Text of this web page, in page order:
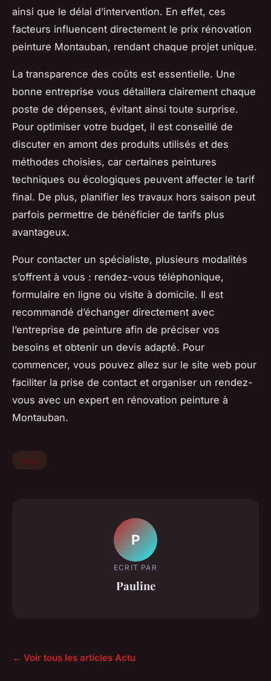
ainsi que le délai d’intervention. En effet, ces
facteurs influencent directement le prix rénovation
peinture Montauban, rendant chaque projet unique.
La transparence des coûts est essentielle. Une
bonne entreprise vous détaillera clairement chaque
poste de dépenses, évitant ainsi toute surprise.
Pour optimiser votre budget, il est conseillé de
discuter en amont des produits utilisés et des
méthodes choisies, car certaines peintures
techniques ou écologiques peuvent affecter le tarif
final. De plus, planifier les travaux hors saison peut
parfois permettre de bénéficier de tarifs plus
avantageux.
Pour contacter un spécialiste, plusieurs modalités
s’offrent à vous : rendez-vous téléphonique,
formulaire en ligne ou visite à domicile. Il est
recommandé d’échanger directement avec
l’entreprise de peinture afin de préciser vos
besoins et obtenir un devis adapté. Pour
commencer, vous pouvez allez sur le site web pour
faciliter la prise de contact et organiser un rendez-
vous avec un expert en rénovation peinture à
Montauban.
Actu
P
ECRIT PAR
Pauline
← Voir tous les articles Actu